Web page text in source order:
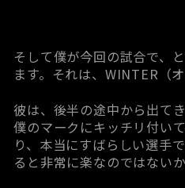
そして僕が今回の試合で、
ます。それは、WINTER（
彼は、後半の途中から出て
僕のマークにキッチリ付い
り、本当にすばらしい選手
ると非常に楽なのではないか